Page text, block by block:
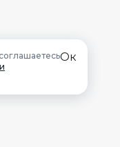
Ок